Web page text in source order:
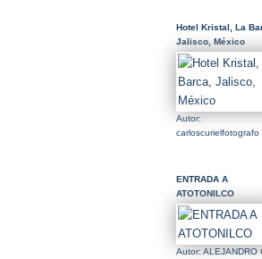
Hotel Kristal, La
Jalisco, México
Autor:
carloscurielfotografo
ENTRADA A
ATOTONILCO
Autor: ALEJANDRO